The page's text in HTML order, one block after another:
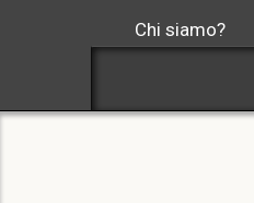
Chi siamo?